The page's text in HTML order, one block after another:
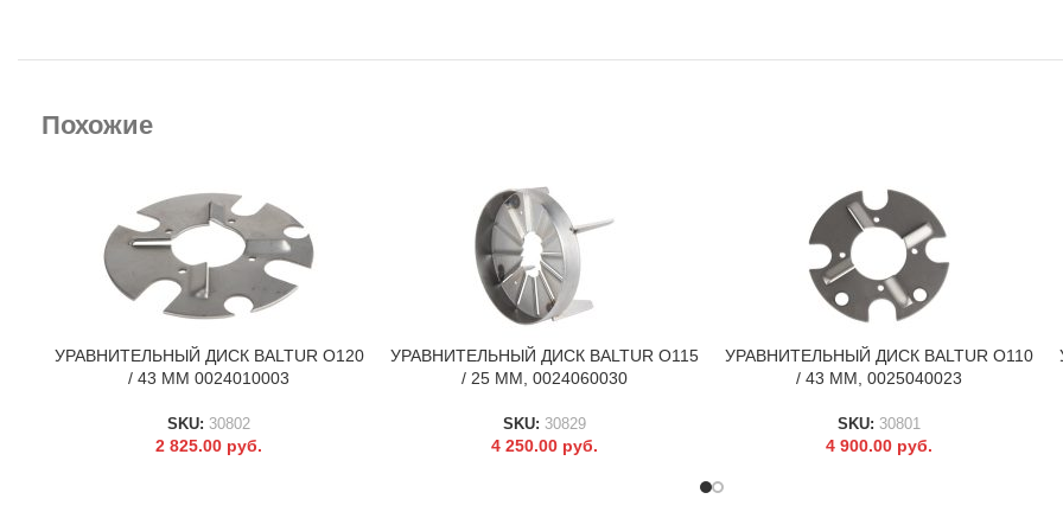
Похожие
В КОРЗИНУ
УРАВНИТЕЛЬНЫЙ ДИСК BALTUR O120
/ 43 ММ 0024010003
SKU: 30802
2 825.00 руб.
В КОРЗИНУ
УРАВНИТЕЛЬНЫЙ ДИСК BALTUR O115
/ 25 ММ, 0024060030
SKU: 30829
4 250.00 руб.
В КОРЗИНУ
УРАВНИТЕЛЬНЫЙ ДИСК BALTUR O110
/ 43 ММ, 0025040023
SKU: 30801
4 900.00 руб.